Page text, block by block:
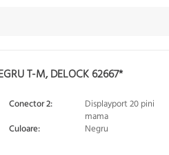
T-M, DELOCK 62667*
Conector 2:
Displayport 20 pini
mama
Culoare:
Negru